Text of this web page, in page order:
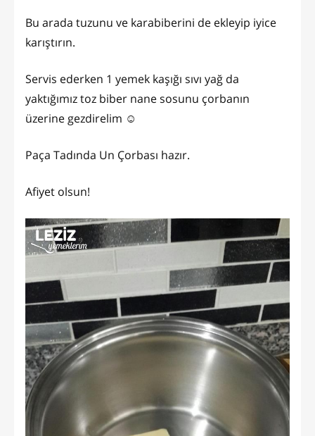
Bu arada tuzunu ve karabiberini de ekleyip iyice
karıştırın.
Servis ederken 1 yemek kaşığı sıvı yağ da
yaktığımız toz biber nane sosunu çorbanın
üzerine gezdirelim ☺
Paça Tadında Un Çorbası hazır.
Afiyet olsun!